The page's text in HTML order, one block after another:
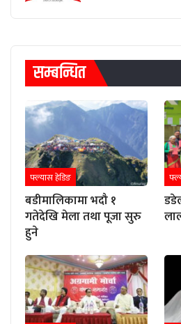
सम्बन्धित
फ्ल्यास हेडिङ
बडीमालिकामा भदौ १
गतेदेखि मेला तथा पूजा सुरु
हुने